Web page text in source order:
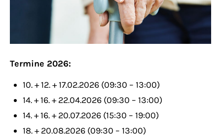
/ 365days
We offer support for our customers
Get in touch
Termine 2026:
10. + 12. + 17.02.2026 (09:30 – 13:00)
14. + 16. + 22.04.2026 (09:30 – 13:00)
14. + 16. + 20.07.2026 (15:30 – 19:00)
18. + 20.08.2026 (09:30 – 13:00)